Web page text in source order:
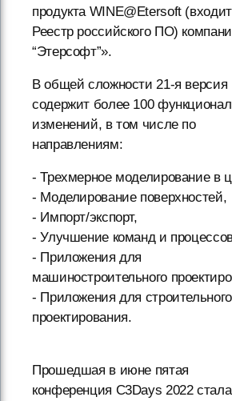
продукта WINE@Etersoft
Реестр российского ПО)
“Этерсофт”».
В общей сложности 21-я версия
содержит более 100
изменений, в том числе по
направлениям:
- Трехмерное моделирование в
- Моделирование поверхностей,
- Импорт/экспорт,
- Улучшение команд и
- Приложения для
машиностроительного
- Приложения для строительного
проектирования.
Прошедшая в июне пятая
конференция C3Days 2022 стала